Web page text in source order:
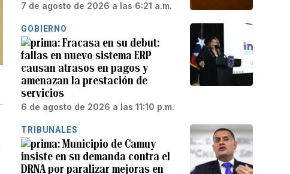
7 de agosto de 2026 a las 6:21 a.m.
GOBIERNO
Fracasa en su debut:
fallas en nuevo sistema ERP
causan atrasos en pagos y
amenazan la prestación de
servicios
6 de agosto de 2026 a las 11:10 p.m.
TRIBUNALES
Municipio de Camuy
insiste en su demanda contra el
DRNA por paralizar mejoras en